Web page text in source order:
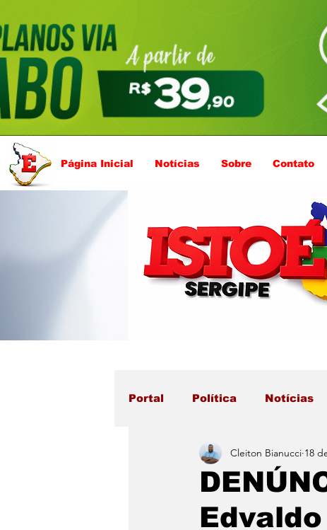
Página Inicial Notícias Sobre Contato
Portal Política Notícias
Cleiton Bianucci 18